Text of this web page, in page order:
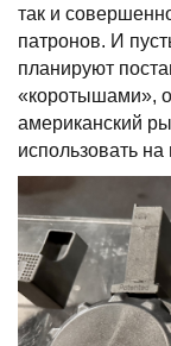
так и
патронов. И
планируют
«коротышами»,
американский
использовать